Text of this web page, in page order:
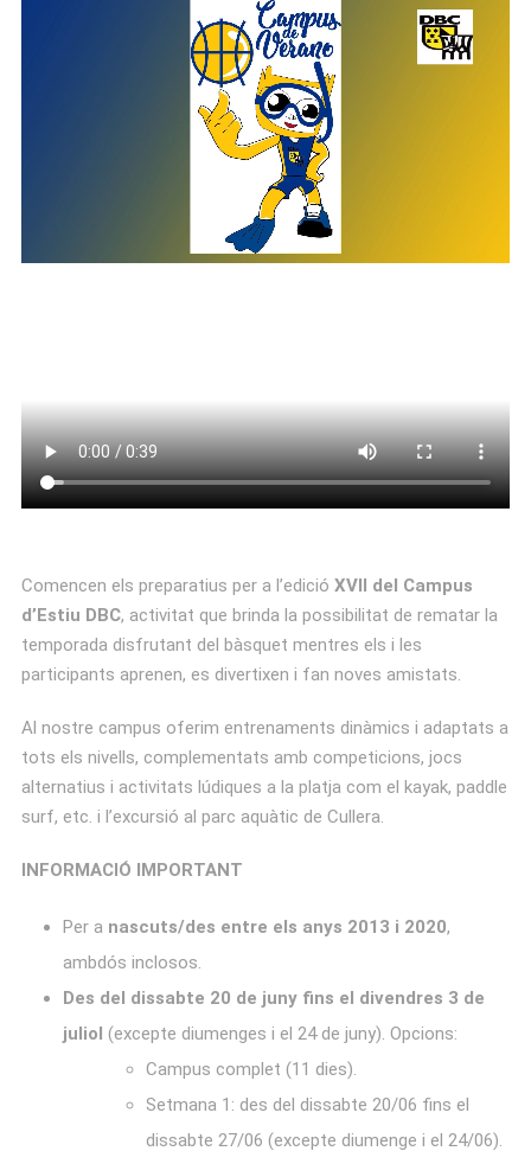
Comencen els preparatius per a l’edició XVII del Campus
d’Estiu DBC, activitat que brinda la possibilitat de rematar la
temporada disfrutant del bàsquet mentres els i les
participants aprenen, es divertixen i fan noves amistats.
Al nostre campus oferim entrenaments dinàmics i adaptats a
tots els nivells, complementats amb competicions, jocs
alternatius i activitats lúdiques a la platja com el kayak, paddle
surf, etc. i l’excursió al parc aquàtic de Cullera.
INFORMACIÓ IMPORTANT
Per a nascuts/des entre els anys 2013 i 2020,
ambdós inclosos.
Des del dissabte 20 de juny fins el divendres 3 de
juliol (excepte diumenges i el 24 de juny). Opcions:
Campus complet (11 dies).
Setmana 1: des del dissabte 20/06 fins el
dissabte 27/06 (excepte diumenge i el 24/06).